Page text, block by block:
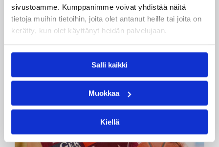
sivustoamme. Kumppanimme voivat yhdistää näitä
tietoja muihin tietoihin, joita olet antanut heille tai joita on
kerätty, kun olet käyttänyt heidän palvelujaan.
Salli kaikki
Muokkaa
Kiellä